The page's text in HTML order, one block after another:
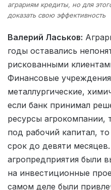
аграриям кредиты, но для
доказать свою эффективность
Валерий Ласьков:
годы оставались
рискованными
Финансовые
металлургические,
если банк принимал
ресурсы агрокомпании,
под рабочий капитал,
срок до девяти
агропредприятия были
на инвестиционные
самом деле были